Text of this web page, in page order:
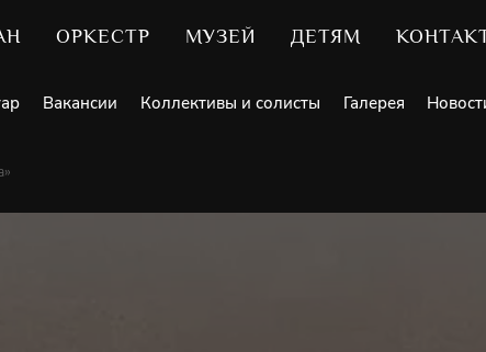
ОРКЕСТР МУЗЕЙ ДЕТЯМ
Вакансии Коллективы и солисты Галерея